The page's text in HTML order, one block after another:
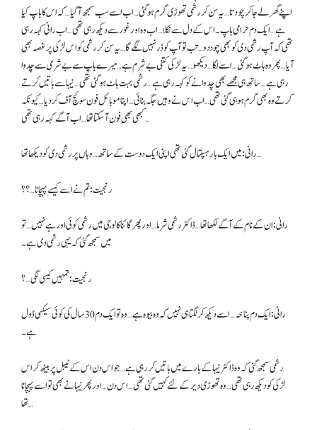
اپنے گھر لے جا کر چودتا… یہ سن کر رشمی تھوڑی گرم ہو گئی… اب اسے سب سمجھ آ گیا… کہ اس کا باپ کیا
ہے… ایک دم حرامی باپ۔ اس کے دل سے نکلا… اب وہ اور غور سے دیکھ رہی تھی… اب رانی کہہ رہی
تھی کہ آپ رشمی دی کو بھی چوددو… تب تو آپ کو ڈر نہیں لگے گا… یہ سن کر رشمی کو اس لڑکی پر غصہ بھی
آیا… پھر وہ ہاٹ ہو گئی… اسے لگا… دیکھو… یہ لڑکی کتنی بے شرم ہے… میرے باپ سے بے شرمی سےچدوا
رہی ہے… ساتھ ہی مجھے بھی چدوانے کو کہہ رہی ہے… رشمی بہت ہاٹ ہوگئی تھی … نیہا سے باتیں کرتے
کرتے وہ بھی گرم ہو ہی گئی تھی… اب اس نے وہیں جگہ بنائی… اپنا موبائل فون سوئچ آف کر دیا… کیونکہ
کبھی بھی فون آ سکتا تھا… اب آگے کہہ رہی تھی…
رانی: میں ایک بار ہسپتال گئی تھی اپنی ایک دوست کے ساتھ… وہاں پر رشمی دی کو دیکھا تھا…
رنجیت: تم نے اسے کیسے پہچانا…؟؟
رانی: ان کے نام کے آگے لکھا تھا… ڈاکٹر رشمی شرما… اور پھر گائناکالوجی میں رشمی کوئی اور ہے نہیں… تو
میں سمجھ گئی کہ یہی رشمی دی ہے۔
رنجیت: تمہیں کیسی لگی…؟
رانی: ایک دم پٹاخہ … اسے دیکھ کر لگتا ہی نہیں کہ وہ بیوہ ہے… وہ تو ایک دم 30 سال کی کوئی سیکسی ڈول
ہے۔
رشمی سمجھ گئی کہ وہ ڈاکٹر نیہا کے بارے میں باتیں کر رہی ہے… جو اس دن اس کے ٹیبل پر بیٹھ کر اس
لڑکی کو دیکھ رہی تھی… وہ تھوڑی دیر کے لئے کہیں گئی تھی… اس دن… اور پھر نیہا نے بھی تو اسے پہچانا
تھا…